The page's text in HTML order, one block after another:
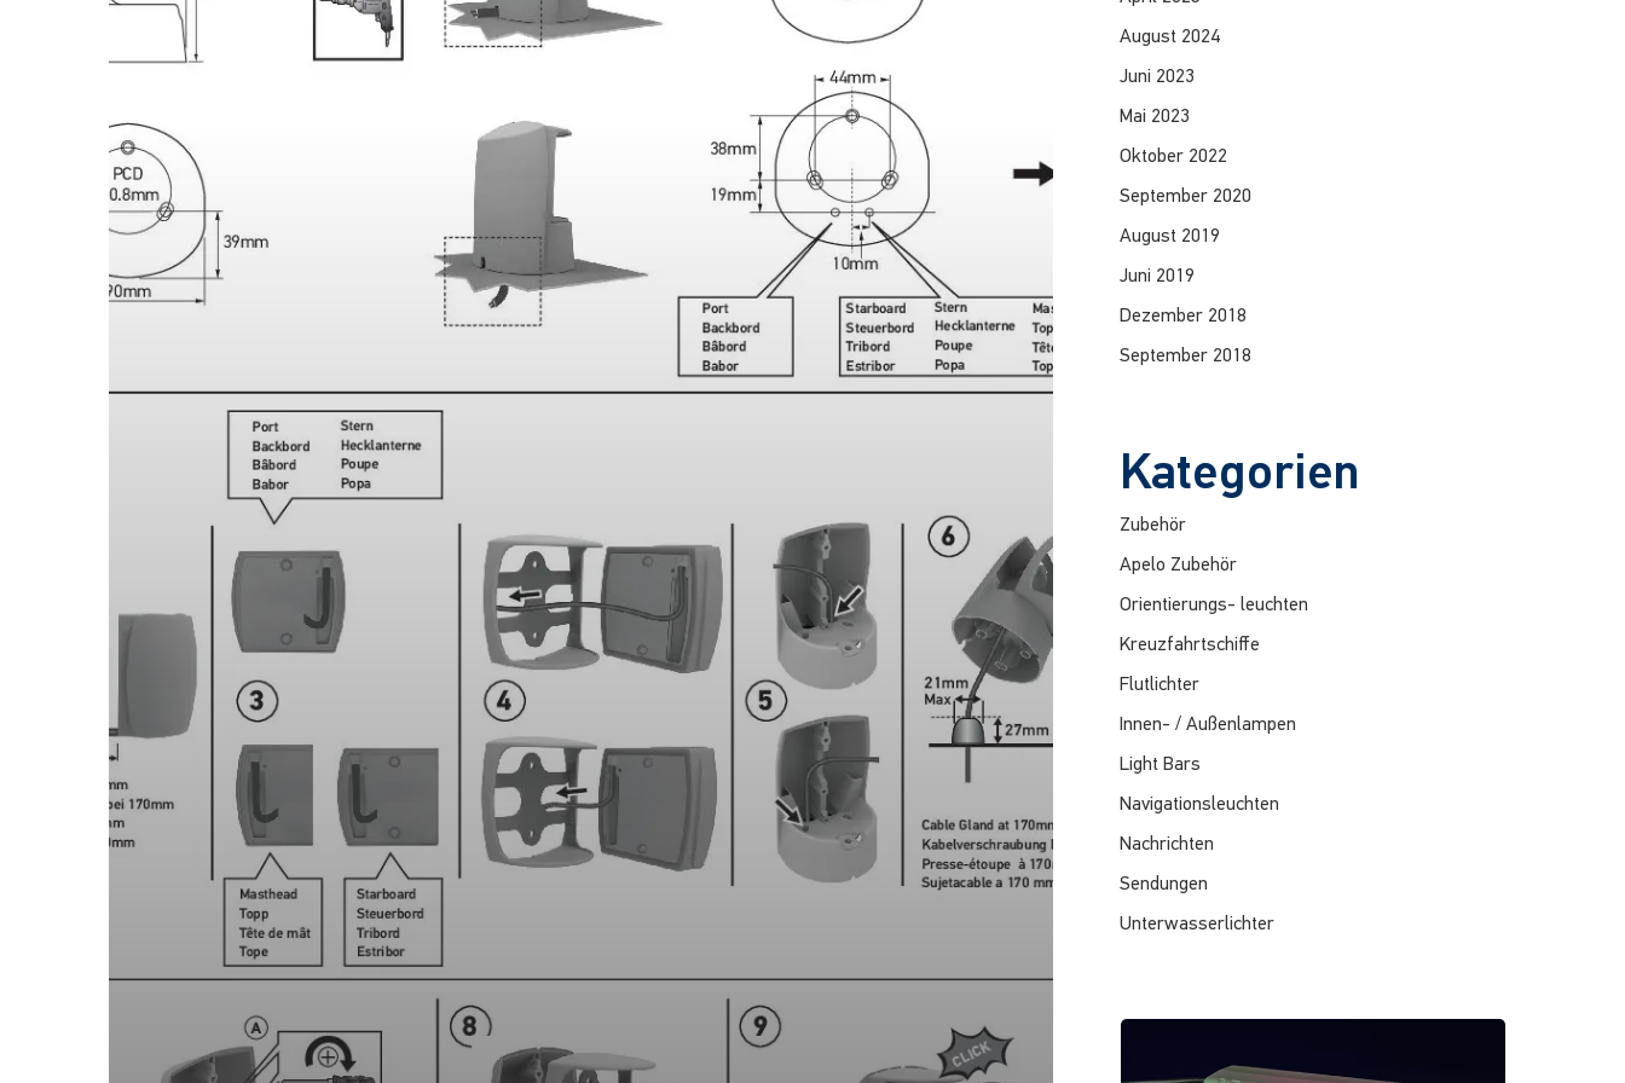
August 2024
Juni 2023
Mai 2023
Oktober 2022
September 2020
August 2019
Juni 2019
Dezember 2018
September 2018
Kategorien
Zubehör
Apelo Zubehör
Orientierungs- leuchten
Kreuzfahrtschiffe
Flutlichter
Innen- / Außenlampen
Light Bars
Navigationsleuchten
Nachrichten
Sendungen
Unterwasserlichter